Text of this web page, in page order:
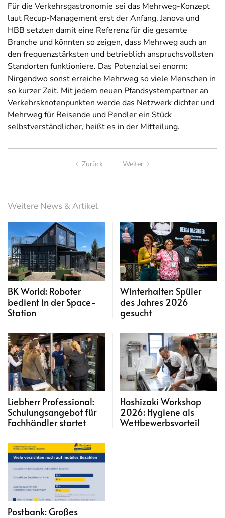
Für die Verkehrsgastronomie sei das Mehrweg-Konzept
laut Recup-Management erst der Anfang. Janova und
HBB setzten damit eine Referenz für die gesamte
Branche und könnten so zeigen, dass Mehrweg auch an
den frequenzstärksten und betrieblich anspruchsvollsten
Standorten funktioniere. Das Potenzial sei enorm:
Nirgendwo sonst erreiche Mehrweg so viele Menschen in
so kurzer Zeit. Mit jedem neuen Pfandsystempartner an
Verkehrsknotenpunkten werde das Netzwerk dichter und
Mehrweg für Reisende und Pendler ein Stück
selbstverständlicher, heißt es in der Mitteilung.
Zurück Weiter
Weitere News & Artikel
BK World: Roboter
bedient in der Space-
Station
Winterhalter: Spüler
des Jahres 2026
gesucht
Liebherr Professional:
Schulungsangebot für
Fachhändler startet
Hoshizaki Workshop
2026: Hygiene als
Wettbewerbsvorteil
Postbank: Großes